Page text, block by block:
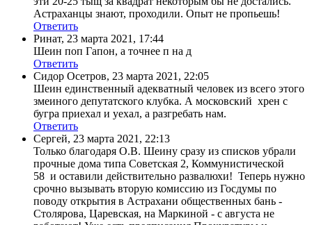
Астраханцы знают, проходили. Опыт не пропьешь!
Ответить
Ринат, 23 марта 2021, 17:44
Шеин поп Гапон, а точнее п на д
Ответить
Сидор Осетров, 23 марта 2021, 22:05
Шеин единственный адекватный человек из всего этого
змеиного депутатского клубка. А московский хрен с
бугра приехал и уехал, а разгребать нам.
Ответить
Сергей, 23 марта 2021, 22:13
Только благодаря О.В. Шеину сразу из списков убрали
прочные дома типа Советская 2, Коммунистической
58 и оставили действительно развалюхи! Теперь нужно
срочно вызывать вторую комиссию из Госдумы по
поводу открытия в Астрахани общественных бань -
Столярова, Царевская, на Маркиной - с августа не